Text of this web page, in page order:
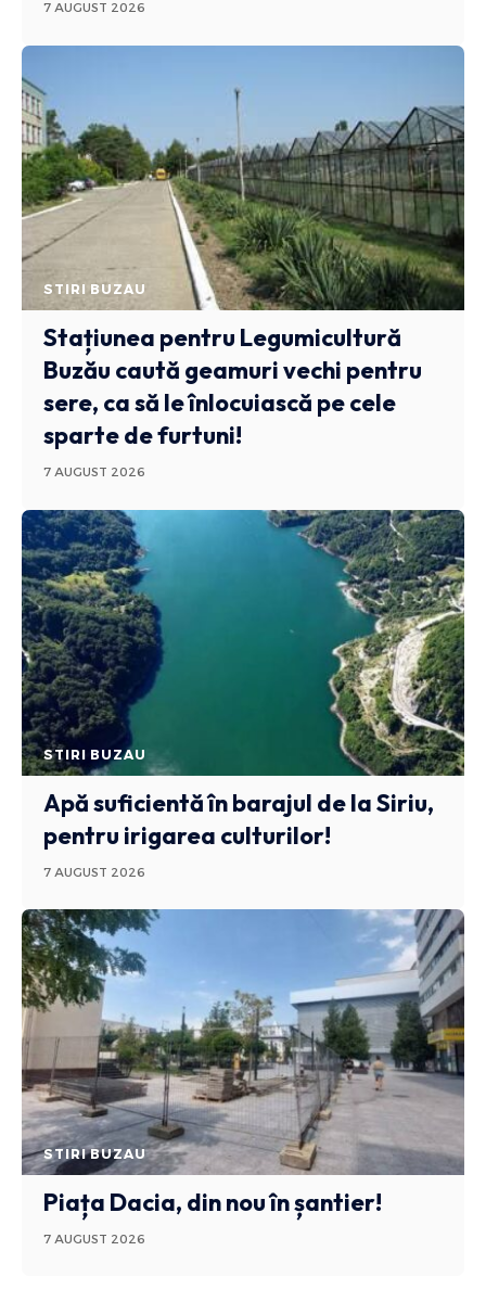
7 AUGUST 2026
STIRI BUZAU
Stațiunea pentru Legumicultură
Buzău caută geamuri vechi pentru
sere, ca să le înlocuiască pe cele
sparte de furtuni!
7 AUGUST 2026
STIRI BUZAU
Apă suficientă în barajul de la Siriu,
pentru irigarea culturilor!
7 AUGUST 2026
STIRI BUZAU
Piața Dacia, din nou în șantier!
7 AUGUST 2026